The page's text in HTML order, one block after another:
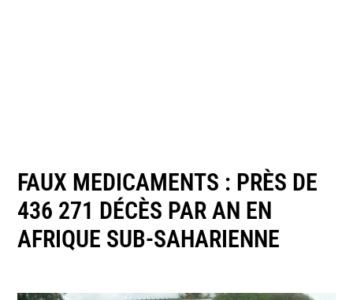
FAUX MEDICAMENTS : PRÈS DE
436 271 DÉCÈS PAR AN EN
AFRIQUE SUB-SAHARIENNE